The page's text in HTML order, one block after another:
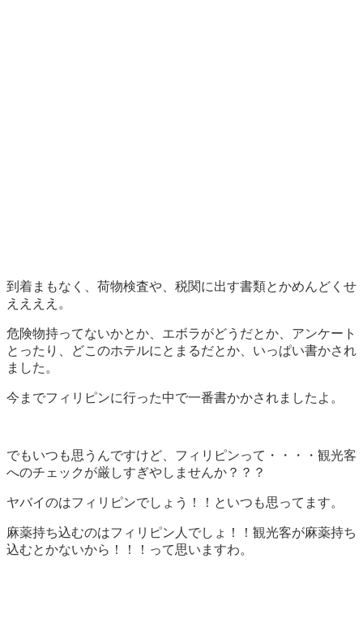
到着まもなく、荷物検査や、税関に出す書類とかめんどくせ
ええええ。
危険物持ってないかとか、エボラがどうだとか、アンケート
とったり、どこのホテルにとまるだとか、いっぱい書かされ
ました。
今までフィリピンに行った中で一番書かかされましたよ。
でもいつも思うんですけど、フィリピンって・・・・観光客
へのチェックが厳しすぎやしませんか？？？
ヤバイのはフィリピンでしょう！！といつも思ってます。
麻薬持ち込むのはフィリピン人でしょ！！観光客が麻薬持ち
込むとかないから！！！って思いますわ。